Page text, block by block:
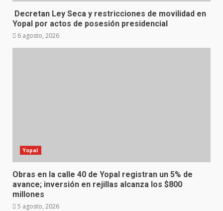
Decretan Ley Seca y restricciones de movilidad en
Yopal por actos de posesión presidencial
6 agosto, 2026
Yopal
Obras en la calle 40 de Yopal registran un 5% de
avance; inversión en rejillas alcanza los $800
millones
5 agosto, 2026